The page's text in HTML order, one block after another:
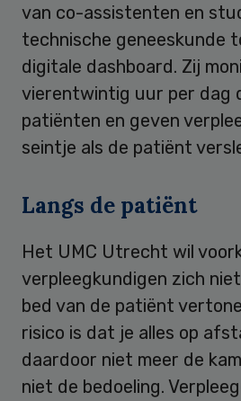
van co-assistenten en
technische geneeskunde
digitale dashboard. Zij
vierentwintig uur per dag
patiënten en geven
seintje als de patiënt
Langs de patiënt
Het UMC Utrecht wil
verpleegkundigen zich
bed van de patiënt
risico is dat je alles op
daardoor niet meer de
niet de bedoeling.